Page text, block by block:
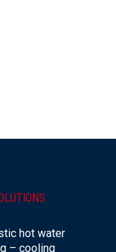
hot water
– cooling